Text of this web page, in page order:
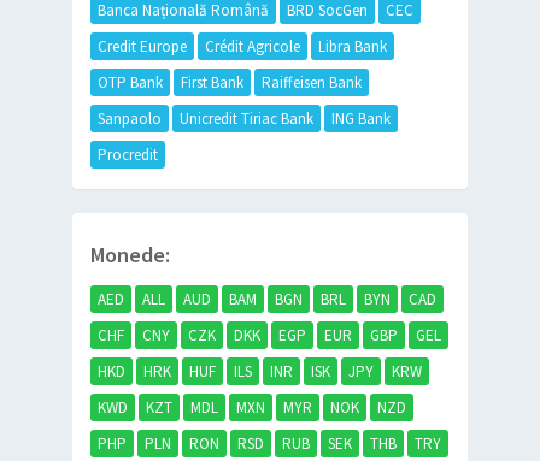
Banca Națională Română
BRD SocGen
CEC
Credit Europe
Crédit Agricole
Libra Bank
OTP Bank
First Bank
Raiffeisen Bank
Sanpaolo
Unicredit Tiriac Bank
ING Bank
Procredit
Monede:
AED ALL AUD BAM BGN BRL BYN
CAD
CHF
CNY CZK DKK EGP EUR GBP
GEL
HKD
HRK HUF ILS INR ISK JPY
KRW
KWD
KZT MDL MXN MYR NOK
NZD
PHP
PLN RON RSD RUB SEK THB
TRY